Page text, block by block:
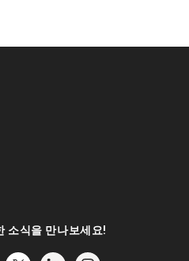
소식을 만나보세요!